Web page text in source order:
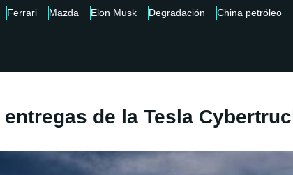
Ferrari Mazda Elon Musk Degradación China petróleo
de la Tesla